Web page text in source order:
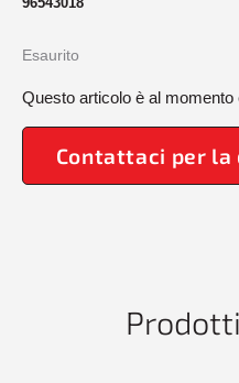
Esaurito
Questo articolo è al momento
Contattaci per